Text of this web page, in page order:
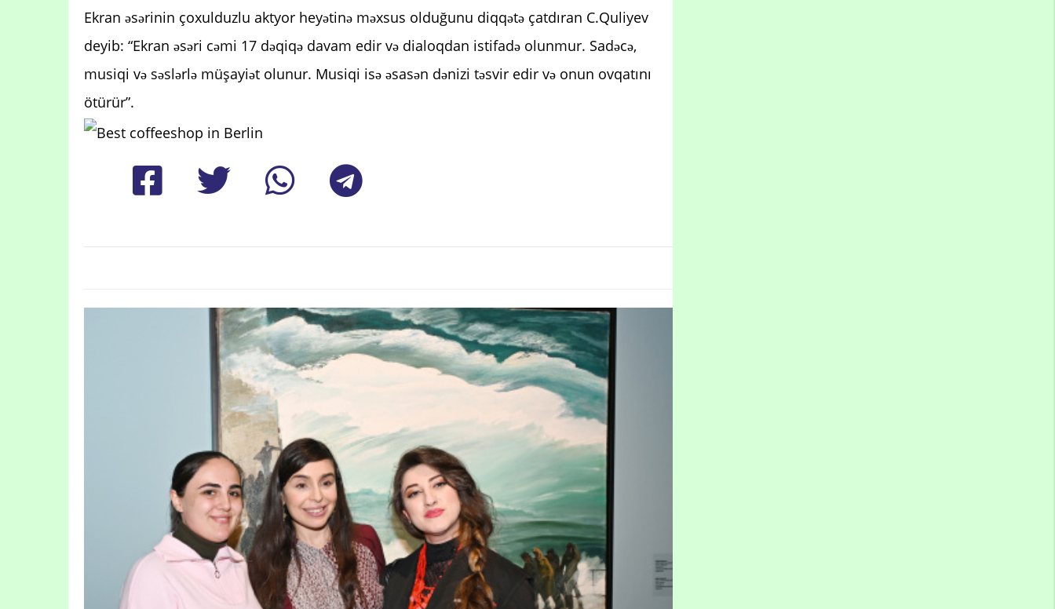
Ekran əsərinin çoxulduzlu aktyor heyətinə məxsus olduğunu diqqətə çatdıran C.Quliyev
deyib: “Ekran əsəri cəmi 17 dəqiqə davam edir və dialoqdan istifadə olunmur. Sadəcə,
musiqi və səslərlə müşayiət olunur. Musiqi isə əsasən dənizi təsvir edir və onun ovqatını
ötürür”.